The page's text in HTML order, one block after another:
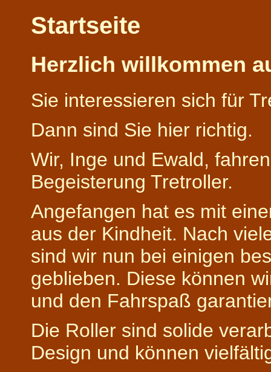
Startseite
Herzlich willkommen
Sie interessieren sich für
Dann sind Sie hier richtig.
Wir, Inge und Ewald,
Begeisterung Tretroller.
Angefangen hat es mit
aus der Kindheit. Nach
sind wir nun bei einigen
geblieben. Diese können
und den Fahrspaß
Die Roller sind solide
Design und können